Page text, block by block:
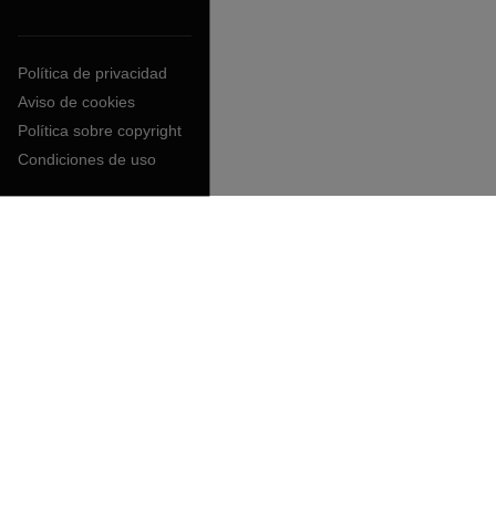
Política de privacidad
Aviso de cookies
Política sobre copyright
Condiciones de uso